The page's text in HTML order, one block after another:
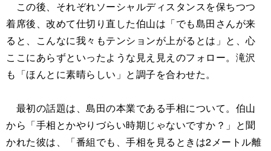
この後、それぞれソーシャルディスタンスを保ちつつ
着席後、改めて仕切り直した伯山は「でも島田さんが来
ると、こんなに我々もテンションが上がるとは」と、心
ここにあらずといったような見え見えのフォロー。滝沢
も「ほんとに素晴らしい」と調子を合わせた。
最初の話題は、島田の本業である手相について。伯山
から「手相とかやりづらい時期じゃないですか？」と聞
かれた彼は、「番組でも、手相を見るときは2メートル離